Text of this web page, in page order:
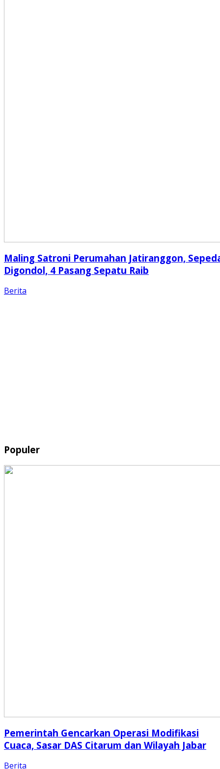
Maling Satroni Perumahan Jatiranggon,
Digondol, 4 Pasang Sepatu Raib
Berita
Populer
Pemerintah Gencarkan Operasi Modifikasi
Cuaca, Sasar DAS Citarum dan Wilayah Jabar
Berita